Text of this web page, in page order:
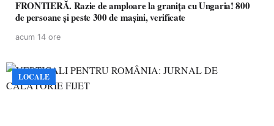
FRONTIERĂ. Razie de amploare la granița cu Ungaria! 800
de persoane și peste 300 de mașini, verificate
acum 14 ore
LOCALE